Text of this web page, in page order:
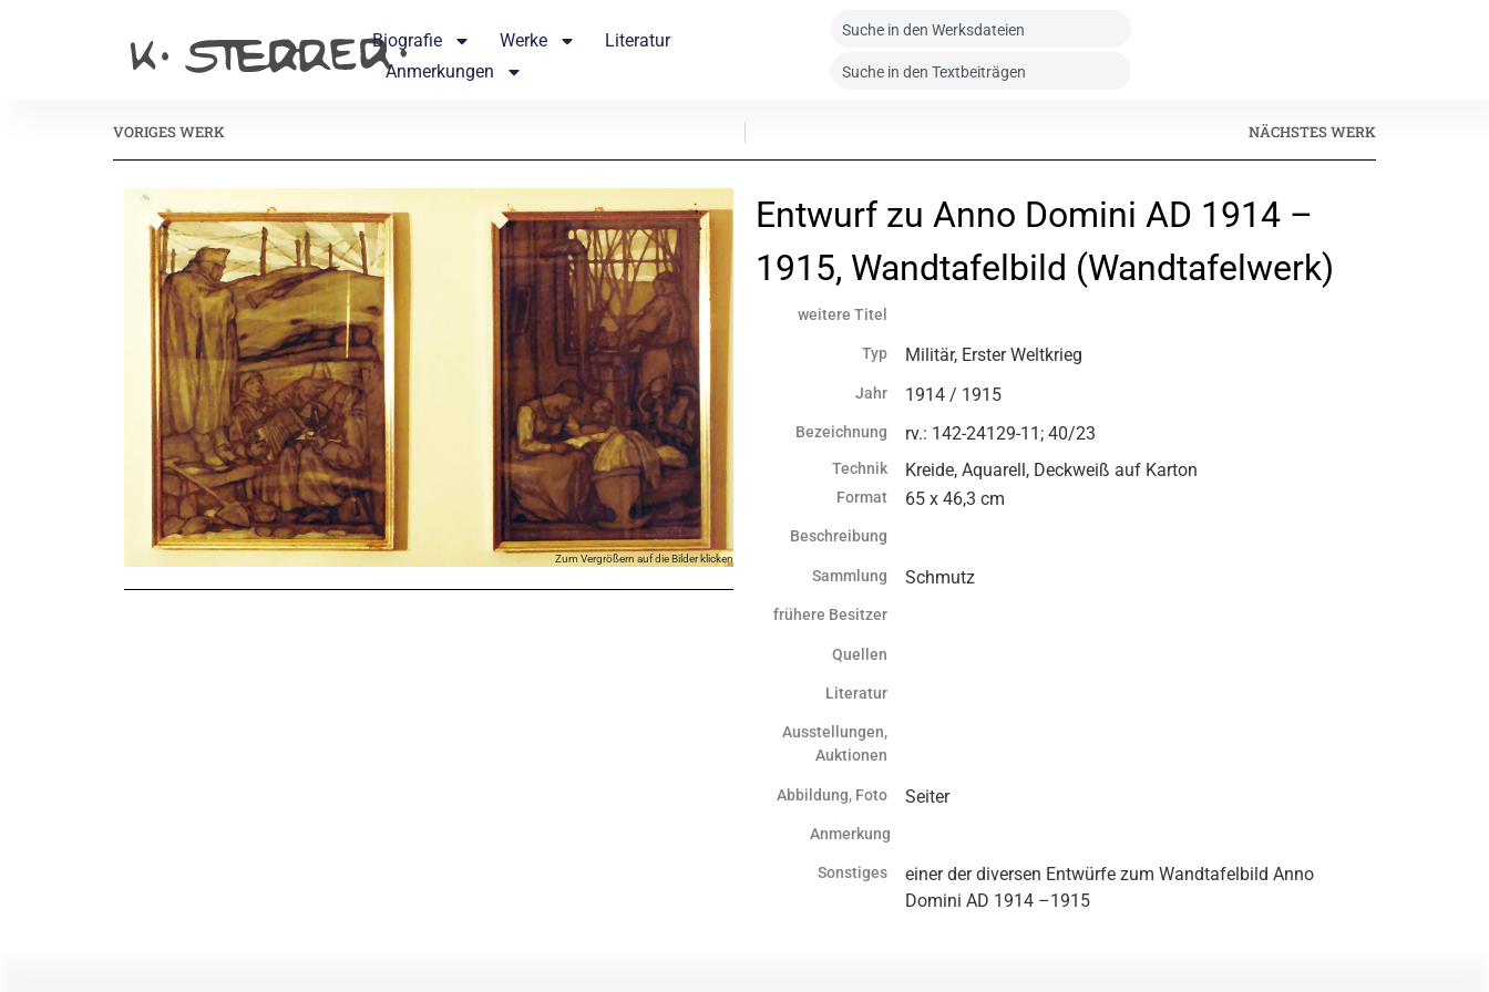
Biografie Werke
Literatur
Anmerkungen
VORIGES WERK NÄCHSTES WERK
Zum Vergrößern auf die Bilder klicken
Entwurf zu Anno Domini AD 1914 –
1915, Wandtafelbild (Wandtafelwerk)
weitere Titel
Typ Militär, Erster Weltkrieg
Jahr 1914 / 1915
Bezeichnung rv.: 142-24129-11; 40/23
Technik Kreide, Aquarell, Deckweiß auf Karton
Format 65 x 46,3 cm
Beschreibung
Sammlung Schmutz
frühere Besitzer
Quellen
Literatur
Ausstellungen,
Auktionen
Abbildung, Foto Seiter
Anmerkung
Sonstiges
einer der diversen Entwürfe zum Wandtafelbild Anno
Domini AD 1914 –1915